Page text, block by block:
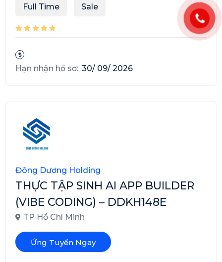
Full Time Sale
Hạn nhận hồ sơ: 30/ 09/ 2026
Đông Dương Holding
THỰC TẬP SINH AI APP BUILDER
(VIBE CODING) – DDKH148E
TP Hồ Chí Minh
Ứng Tuyển Ngay